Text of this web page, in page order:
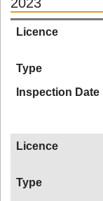
Licence
Type
Inspection Date
Licence
Type